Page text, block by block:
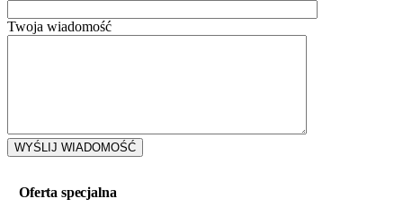
Twoja wiadomość
Oferta specjalna